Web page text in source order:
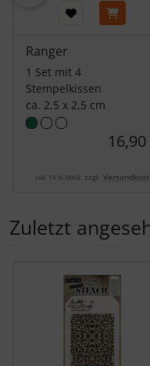
Ranger
1 Set mit 4
Stempelkissen
ca. 2,5 x 2,5 cm
inkl. 19 % MwSt. zzgl.
Zuletzt